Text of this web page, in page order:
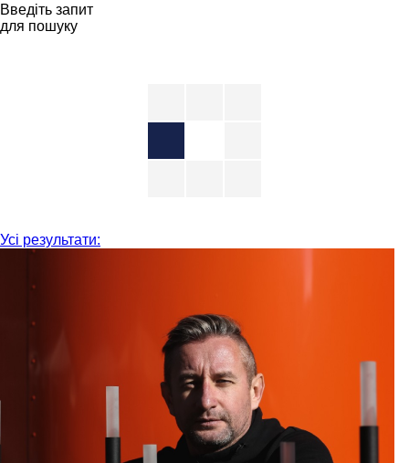
Введіть запит
для пошуку
Усі результати: